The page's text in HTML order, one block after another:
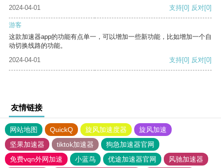
2024-04-01 支持[0] 反对[0]
游客
这款加速器app的功能有点单一，可以增加一些新功能，比如增加一个自
动切换线路的功能。
2024-04-01
支持[0] 反对[0]
友情链接
网站地图 QuickQ 旋风加速度器
旋风加速
坚果加速器
tiktok加速器
狗急加速器官网
免费vqn外网加速
小蓝鸟 优途加速器官网
风驰加速器